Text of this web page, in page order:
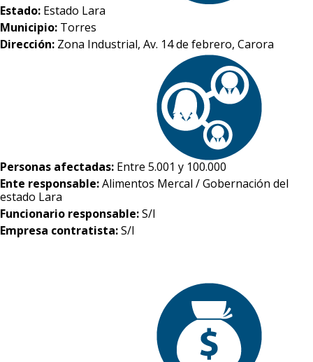
Estado: Estado Lara
Municipio: Torres
Dirección: Zona Industrial, Av. 14 de febrero, Carora
Personas afectadas: Entre 5.001 y 100.000
Ente responsable:Alimentos Mercal / Gobernación del
estado Lara
Funcionario responsable:S/I
Empresa contratista:S/I